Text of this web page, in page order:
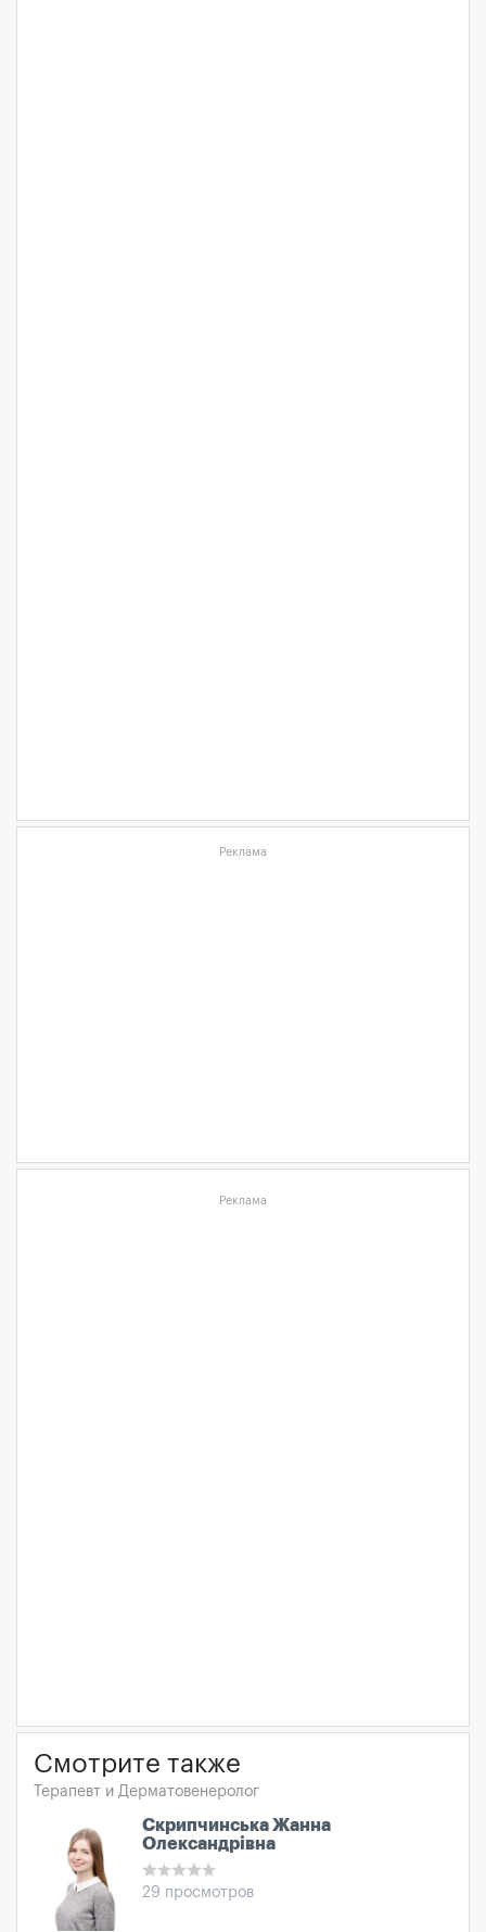
Реклама
Реклама
Смотрите также
Терапевт и Дерматовенеролог
Скрипчинська Жанна
Олександрівна
29 просмотров